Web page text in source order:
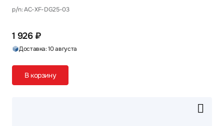
p/n: AC-XF-DG25-03
1 926 ₽
Доставка: 10 августа
В корзину